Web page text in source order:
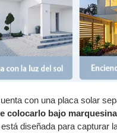
con una placa solar
colocarlo bajo
diseñada para capturar